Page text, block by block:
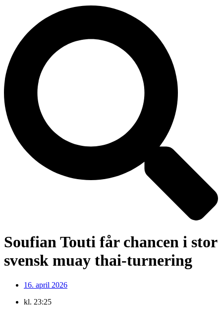
Soufian Touti får chancen i stor
svensk muay thai-turnering
16. april 2026
kl. 23:25